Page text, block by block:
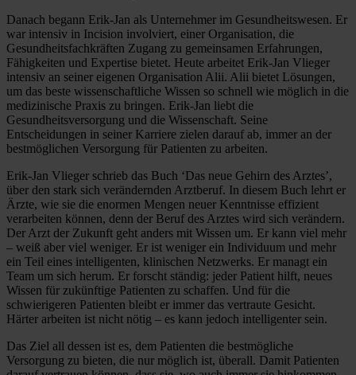
Danach begann Erik-Jan als Unternehmer im Gesundheitswesen. Er
war intensiv in Incision involviert, einer Organisation, die
Gesundheitsfachkräften Zugang zu gemeinsamen Erfahrungen,
Fähigkeiten und Expertise bietet. Heute arbeitet Erik-Jan Vlieger
intensiv an seiner eigenen Organisation Alii. Alii bietet Lösungen,
um das beste wissenschaftliche Wissen so schnell wie möglich in die
medizinische Praxis zu bringen. Erik-Jan liebt die
Gesundheitsversorgung und die Wissenschaft. Seine
Entscheidungen in seiner Karriere zielen darauf ab, immer an der
bestmöglichen Versorgung für Patienten zu arbeiten.
Erik-Jan Vlieger schrieb das Buch ‘Das neue Gehirn des Arztes’,
über den stark sich verändernden Arztberuf. In diesem Buch lehrt er
Ärzte, wie sie die enormen Mengen neuer Kenntnisse effizient
verarbeiten können, denn der Beruf des Arztes wird sich verändern.
Der Arzt der Zukunft geht anders mit Wissen um. Er kann viel mehr
– weiß aber viel weniger. Er ist weniger ein Individuum und mehr
ein Teil eines intelligenten, klinischen Netzwerks. Er managt ein
Team um sich herum. Er forscht ständig: jeder Patient hilft, neues
Wissen für zukünftige Patienten zu schaffen. Und für die
schwierigeren Patienten bleibt er immer das vertraute Gesicht.
Härter arbeiten ist nicht nötig – es kann jedoch intelligenter sein.
Das Ziel all dessen ist es, dem Patienten die bestmögliche
Versorgung zu bieten, die nur möglich ist, überall. Damit Patienten